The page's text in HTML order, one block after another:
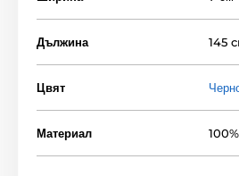
Дължина 145
Цвят
Материал